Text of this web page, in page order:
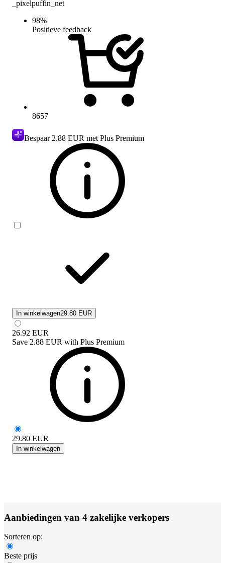
_pixelpuffin_net
98%
Positieve feedback
8657
Bespaar 2.88 EUR met Plus Premium
In winkelwagen29.80 EUR
26.92 EUR
Save 2.88 EUR with Plus Premium
29.80 EUR
In winkelwagen
Aanbiedingen van 4 zakelijke verkopers
Sorteren op:
Beste prijs